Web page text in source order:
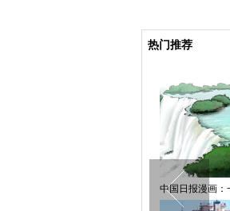
热门推荐
中国日报漫画：一意孤行